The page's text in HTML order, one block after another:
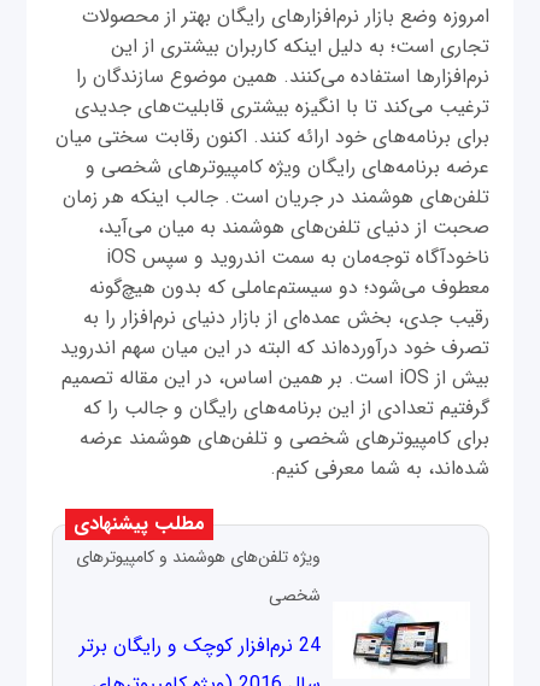
امروزه وضع بازار نرم‌افزارهای رایگان بهتر از محصولات
تجاری است؛ به دلیل اینکه کاربران بیشتری از این
نرم‌افزارها استفاده می‌کنند. همین موضوع سازندگان را
ترغیب می‌کند تا با انگیزه بیشتری قابلیت‌های جدیدی
برای برنامه‌های خود ارائه کنند. اکنون رقابت سختی میان
عرضه برنامه‌های رایگان ویژه کامپیوترهای شخصی و
تلفن‌های هوشمند در جریان است. جالب اینکه هر زمان
صحبت از دنیای تلفن‌های هوشمند به میان می‌آید،
ناخودآگاه توجه‌مان به سمت اندروید و سپس iOS
معطوف می‌شود؛ دو سیستم‌عاملی که بدون هیچ‌گونه
رقیب جدی، بخش عمده‌ای از بازار دنیای نرم‌افزار را به
تصرف خود درآورده‌اند که البته در این میان سهم اندروید
بیش از iOS است. بر همین اساس، در این مقاله تصمیم
گرفتیم تعدادی از این برنامه‌های رایگان و جالب را که
برای کامپیوترهای شخصی و تلفن‌های هوشمند عرضه
شده‌اند، به شما معرفی کنیم.
مطلب پیشنهادی
ویژه تلفن‌های هوشمند و کامپیوترهای
شخصی
24 نرم‌افزار‌ کوچک و رایگان برتر